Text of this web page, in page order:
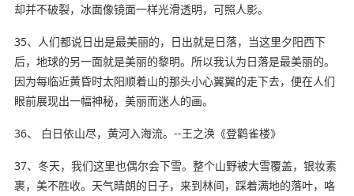
却并不破裂，冰面像镜面一样光滑透明，可照人影。
35、人们都说日出是最美丽的，日出就是日落，当这里夕阳西下
后，地球的另一面就是美丽的黎明。所以我认为日落是最美丽的。
因为每临近黄昏时太阳顺着山的那头小心翼翼的走下去，便在人们
眼前展现出一幅神秘，美丽而迷人的画。
36、 白日依山尽，黄河入海流。--王之涣《登鹳雀楼》
37、冬天，我们这里也偶尔会下雪。整个山野被大雪覆盖，银妆素
裹，美不胜收。天气晴朗的日子，来到林间，踩着满地的落叶，咯